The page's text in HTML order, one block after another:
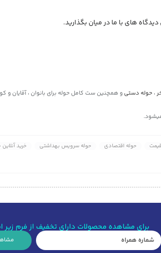
های با ما در میان بگذارید.
، حوله دستی و همچنین ست کامل حوله برای بانوان ، آقایان و
حوله اقتصادی حوله سرویس بهداشتی خرید
برای مشاهده محصولات دارای تخفیف از فرم زیر